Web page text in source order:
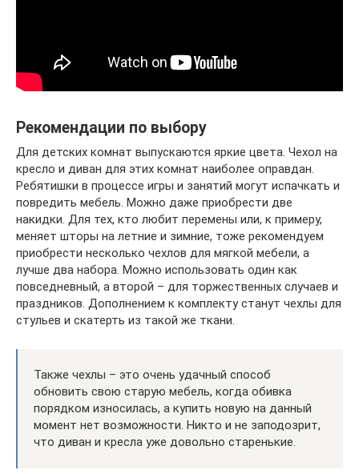
Рекомендации по выбору
Для детских комнат выпускаются яркие цвета. Чехол на
кресло и диван для этих комнат наиболее оправдан.
Ребятишки в процессе игры и занятий могут испачкать и
повредить мебель. Можно даже приобрести две
накидки. Для тех, кто любит перемены или, к примеру,
меняет шторы на летние и зимние, тоже рекомендуем
приобрести несколько чехлов для мягкой мебели, а
лучше два набора. Можно использовать один как
повседневный, а второй – для торжественных случаев и
праздников. Дополнением к комплекту станут чехлы для
стульев и скатерть из такой же ткани.
Также чехлы – это очень удачный способ
обновить свою старую мебель, когда обивка
порядком износилась, а купить новую на данный
момент нет возможности. Никто и не заподозрит,
что диван и кресла уже довольно старенькие.